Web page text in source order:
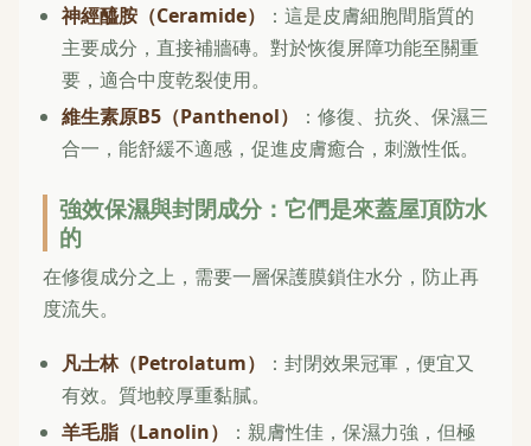
神經醯胺（Ceramide）
：這是皮膚細胞間脂質的
主要成分，直接補牆磚。對於恢復屏障功能至關重
要，適合中度乾裂使用。
維生素原B5（Panthenol）
：修復、抗炎、保濕三
合一，能舒緩不適感，促進皮膚癒合，刺激性低。
強效保濕與封閉成分：它們是來蓋屋頂防水
的
在修復成分之上，需要一層保護膜鎖住水分，防止再
度流失。
凡士林（Petrolatum）
：封閉效果冠軍，便宜又
有效。質地較厚重黏膩。
羊毛脂（Lanolin）
：親膚性佳，保濕力強，但極